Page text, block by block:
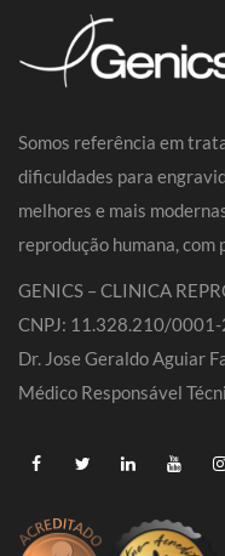
Somos referência em
dificuldades para
melhores e mais
reprodução humana,
GENICS – CLINICA
CNPJ: 11.328.210/
Dr. Jose Geraldo Aguiar
Médico Responsável